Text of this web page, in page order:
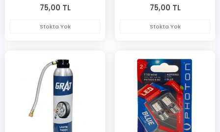
75,00 TL
Stokta Yok
75,00 TL
Stokta Yok